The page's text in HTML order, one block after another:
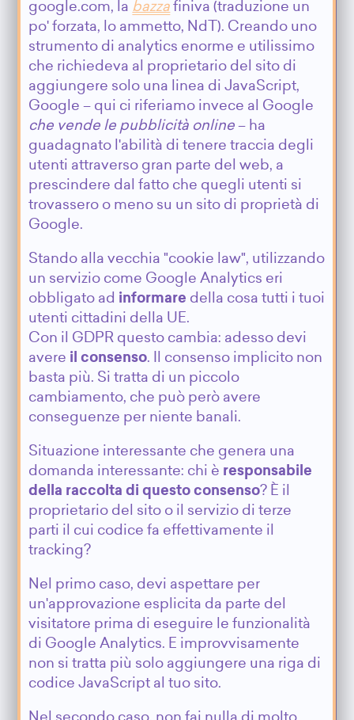
google.com, la bazza finiva (traduzione un
po' forzata, lo ammetto, NdT). Creando uno
strumento di analytics enorme e utilissimo
che richiedeva al proprietario del sito di
aggiungere solo una linea di JavaScript,
Google – qui ci riferiamo invece al Google
che vende le pubblicità online – ha
guadagnato l'abilità di tenere traccia degli
utenti attraverso gran parte del web, a
prescindere dal fatto che quegli utenti si
trovassero o meno su un sito di proprietà di
Google.
Stando alla vecchia "cookie law", utilizzando
un servizio come Google Analytics eri
obbligato ad informare della cosa tutti i tuoi
utenti cittadini della UE.
Con il GDPR questo cambia: adesso devi
avere il consenso. Il consenso implicito non
basta più. Si tratta di un piccolo
cambiamento, che può però avere
conseguenze per niente banali.
Situazione interessante che genera una
domanda interessante: chi è responsabile
della raccolta di questo consenso? È il
proprietario del sito o il servizio di terze
parti il cui codice fa effettivamente il
tracking?
Nel primo caso, devi aspettare per
un'approvazione esplicita da parte del
visitatore prima di eseguire le funzionalità
di Google Analytics. E improvvisamente
non si tratta più solo aggiungere una riga di
codice JavaScript al tuo sito.